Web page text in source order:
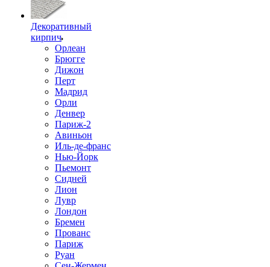
Декоративный
кирпич
Орлеан
Брюгге
Дижон
Перт
Мадрид
Орли
Денвер
Париж-2
Авиньон
Иль-де-франс
Нью-Йорк
Пьемонт
Сидней
Лион
Лувр
Лондон
Бремен
Прованс
Париж
Руан